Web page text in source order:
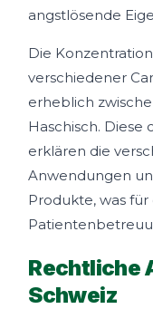
angstlösende
Die
verschiedener
erheblich
Haschisch.
erklären die
Anwendungen
Produkte, was
Rechtliche
Schweiz